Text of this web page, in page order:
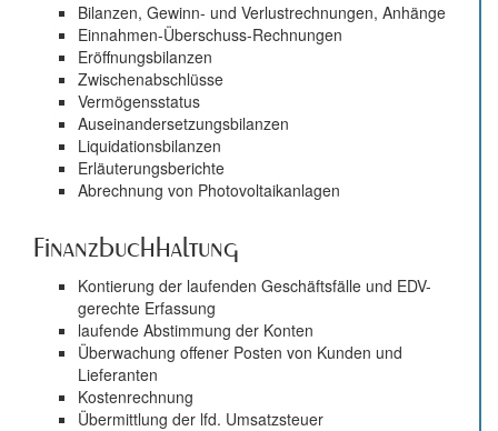
Bilanzen, Gewinn- und Verlustrechnungen, Anhänge
Einnahmen-Überschuss-Rechnungen
Eröffnungsbilanzen
Zwischenabschlüsse
Vermögensstatus
Auseinandersetzungsbilanzen
Liquidationsbilanzen
Erläuterungsberichte
Abrechnung von Photovoltaikanlagen
Finanzbuchhaltung
Kontierung der laufenden Geschäftsfälle und EDV-
gerechte Erfassung
laufende Abstimmung der Konten
Überwachung offener Posten von Kunden und
Lieferanten
Kostenrechnung
Übermittlung der lfd. Umsatzsteuer